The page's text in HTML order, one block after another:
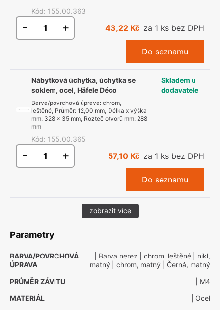
Kód: 155.00.363
- + 43,22 Kč za 1 ks bez DPH
Do seznamu
Nábytková úchytka, úchytka se
soklem, ocel, Häfele Déco
Barva/povrchová úprava: chrom,
leštěné, Průměr: 12,00 mm, Délka x výška
mm: 328 x 35 mm, Rozteč otvorů mm: 288
mm
Kód: 155.00.365
Skladem u
dodavatele
- + 57,10 Kč za 1 ks bez DPH
Do seznamu
zobrazit více
Parametry
BARVA/POVRCHOVÁ
ÚPRAVA
| Barva nerez | chrom, leštěné | nikl,
matný | chrom, matný | Černá, matný
PRŮMĚR ZÁVITU
| M4
MATERIÁL
| Ocel